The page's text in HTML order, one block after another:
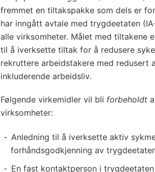
fremmet en tiltakspakke som dels er
har inngått avtale med trygdeetaten
alle virksomheter. Målet med tiltakene
til å iverksette tiltak for å redusere
rekruttere arbeidstakere med redusert
inkluderende arbeidsliv.
Følgende virkemidler vil bli forbeholdt
virksomheter:
Anledning til å iverksette aktiv
forhåndsgodkjenning av
En fast kontaktperson i